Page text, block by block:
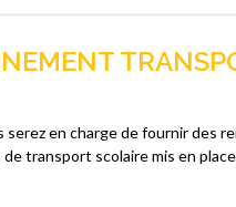
en charge de fournir des
transport scolaire mis en